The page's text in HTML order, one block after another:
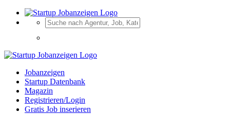
Jobanzeigen
Startup Datenbank
Magazin
Registrieren/Login
Gratis Job inserieren